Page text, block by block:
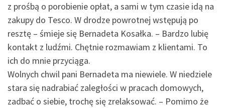
z prośbą o porobienie opłat, a sami w tym czasie idą na
zakupy do Tesco. W drodze powrotnej wstępują po
resztę – śmieje się Bernadeta Kosałka. – Bardzo lubię
kontakt z ludźmi. Chętnie rozmawiam z klientami. To
ich do mnie przyciąga.
Wolnych chwil pani Bernadeta ma niewiele. W niedziele
stara się nadrabiać zaległości w pracach domowych,
zadbać o siebie, trochę się zrelaksować. – Pomimo że